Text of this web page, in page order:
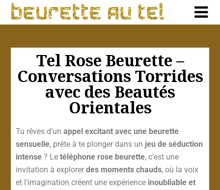
Tel Rose Beurette –
Conversations Torrides
avec des Beautés
Orientales
Tu rêves d’unappel excitant avec une beurette
sensuelle, prête à te plonger dans un jeu de séduction
intense ? Letéléphone rose beurette, c’est une
invitation à explorerdes moments chauds, où la voix
et l’imagination créent une expérience inoubliable et